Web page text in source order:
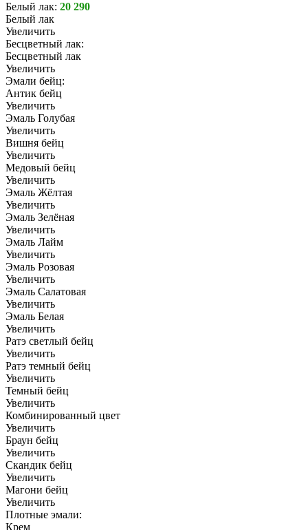
Белый лак: 20 290
Белый лак
Увеличить
Бесцветный лак:
Бесцветный лак
Увеличить
Эмали бейц:
Антик бейц
Увеличить
Эмаль Голубая
Увеличить
Вишня бейц
Увеличить
Медовый бейц
Увеличить
Эмаль Жёлтая
Увеличить
Эмаль Зелёная
Увеличить
Эмаль Лайм
Увеличить
Эмаль Розовая
Увеличить
Эмаль Салатовая
Увеличить
Эмаль Белая
Увеличить
Ратэ светлый бейц
Увеличить
Ратэ темный бейц
Увеличить
Темный бейц
Увеличить
Комбинированный цвет
Увеличить
Браун бейц
Увеличить
Скандик бейц
Увеличить
Магони бейц
Увеличить
Плотные эмали:
Крем